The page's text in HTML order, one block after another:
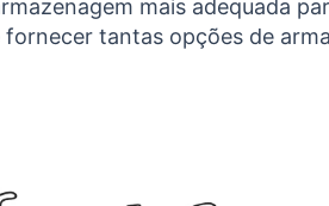
mais adequada
tantas opções de